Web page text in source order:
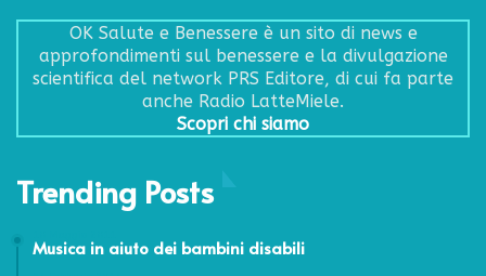
OK Salute e Benessere è un sito di news e
approfondimenti sul benessere e la divulgazione
scientifica del network PRS Editore, di cui fa parte
anche Radio LatteMiele.
Scopri chi siamo
Trending Posts
Musica in aiuto dei bambini disabili